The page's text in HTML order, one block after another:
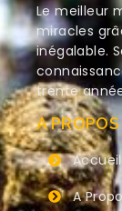
Le meilleur
miracles
inégalable.
trente
A PROPOS
Accueil
A